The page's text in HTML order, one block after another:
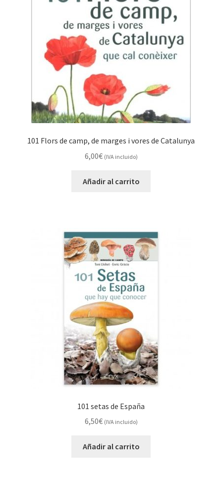
101 Flors de camp, de marges i vores de Catalunya
6,00€ (IVA incluido)
Añadir al carrito
101 setas de España
6,50€ (IVA incluido)
Añadir al carrito